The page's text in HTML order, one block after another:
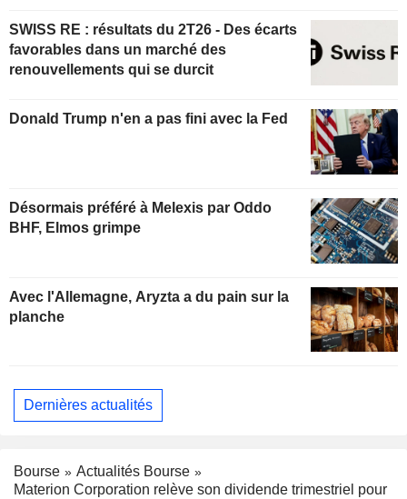
SWISS RE : résultats du 2T26 - Des écarts
favorables dans un marché des
renouvellements qui se durcit
Donald Trump n'en a pas fini avec la Fed
Désormais préféré à Melexis par Oddo
BHF, Elmos grimpe
Avec l'Allemagne, Aryzta a du pain sur la
planche
Dernières actualités
Bourse
Actualités Bourse
Materion Corporation relève son dividende trimestriel pour